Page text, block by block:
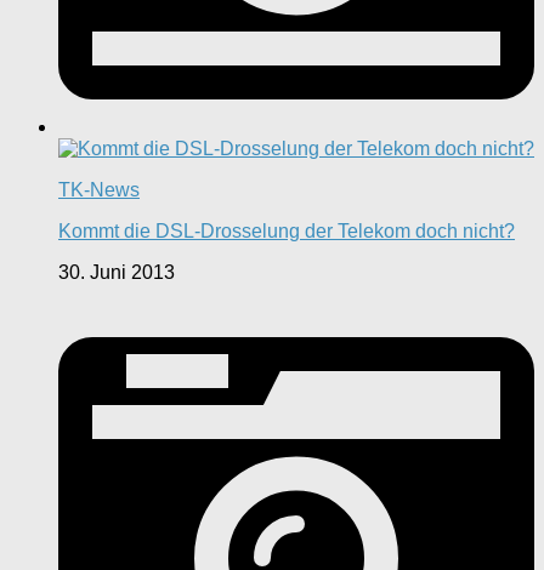
TK-News
Kommt die DSL-Drosselung der Telekom doch nicht?
30. Juni 2013